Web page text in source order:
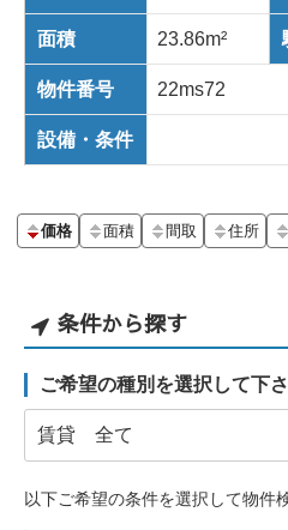
面積 23.86m²
物件番号 22ms72
設備・条件
価格 面積 間取 住所
条件から探す
ご希望の種別を選択して下
以下ご希望の条件を選択して物件